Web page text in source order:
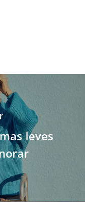
leves